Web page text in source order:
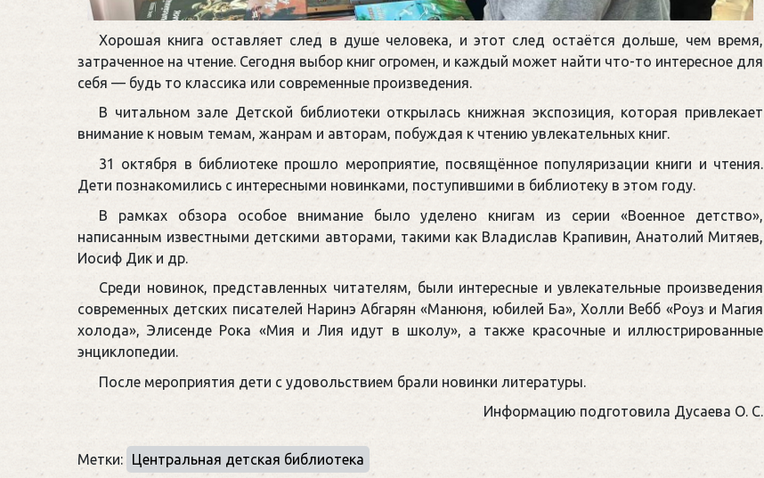
Хорошая книга оставляет след в душе человека, и этот след остаётся дольше, чем время,
затраченное на чтение. Сегодня выбор книг огромен, и каждый может найти что-то интересное для
себя — будь то классика или современные произведения.
В читальном зале Детской библиотеки открылась книжная экспозиция, которая привлекает
внимание к новым темам, жанрам и авторам, побуждая к чтению увлекательных книг.
31 октября в библиотеке прошло мероприятие, посвящённое популяризации книги и чтения.
Дети познакомились с интересными новинками, поступившими в библиотеку в этом году.
В рамках обзора особое внимание было уделено книгам из серии «Военное детство»,
написанным известными детскими авторами, такими как Владислав Крапивин, Анатолий Митяев,
Иосиф Дик и др.
Среди новинок, представленных читателям, были интересные и увлекательные произведения
современных детских писателей Наринэ Абгарян «Манюня, юбилей Ба», Холли Вебб «Роуз и Магия
холода», Элисенде Рока «Мия и Лия идут в школу», а также красочные и иллюстрированные
энциклопедии.
После мероприятия дети с удовольствием брали новинки литературы.
Информацию подготовила Дусаева О. С.
Метки: Центральная детская библиотека